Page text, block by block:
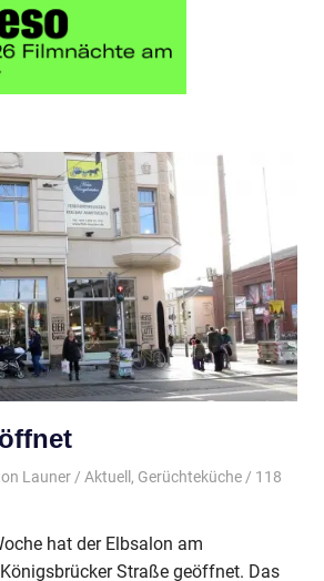
Launer Aktuell , Gerüchteküche/ 118
hat der Elbsalon am
Straße geöffnet. Das